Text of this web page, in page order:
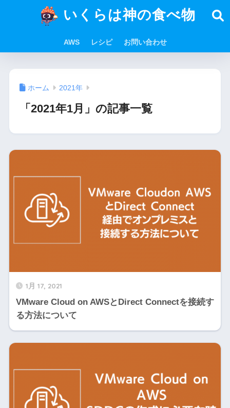
いくらは神の食べ物
AWS レシピ お問い合わせ
ホーム 2021年
「2021年1月」の記事一覧
1月 17, 2021
VMware Cloud on AWSとDirect Connectを接続す
る方法について